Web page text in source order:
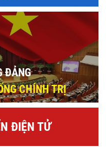
ĐẢNG
CHÍNH TRỊ
ĐIỆN TỬ